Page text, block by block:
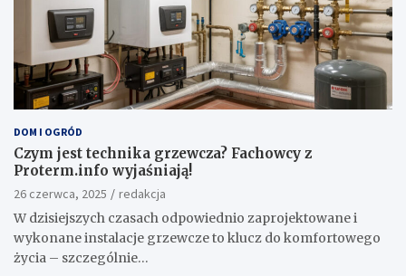
DOM I OGRÓD
Czym jest technika grzewcza? Fachowcy z
Proterm.info wyjaśniają!
26 czerwca, 2025
redakcja
W dzisiejszych czasach odpowiednio zaprojektowane i
wykonane instalacje grzewcze to klucz do komfortowego
życia – szczególnie…